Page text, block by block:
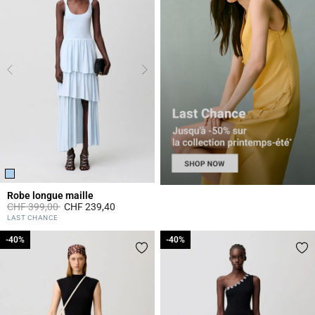
Robe longue maille
Prix réduit à partir de
CHF 399,00àCHF 239,40
3.8 out of 5 Customer Rating
LAST CHANCE
-40%
-40% -40%
-40%